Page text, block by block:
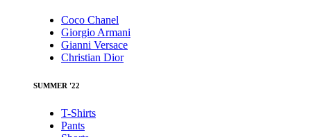
Coco Chanel
Giorgio Armani
Gianni Versace
Christian Dior
SUMMER '22
T-Shirts
Pants